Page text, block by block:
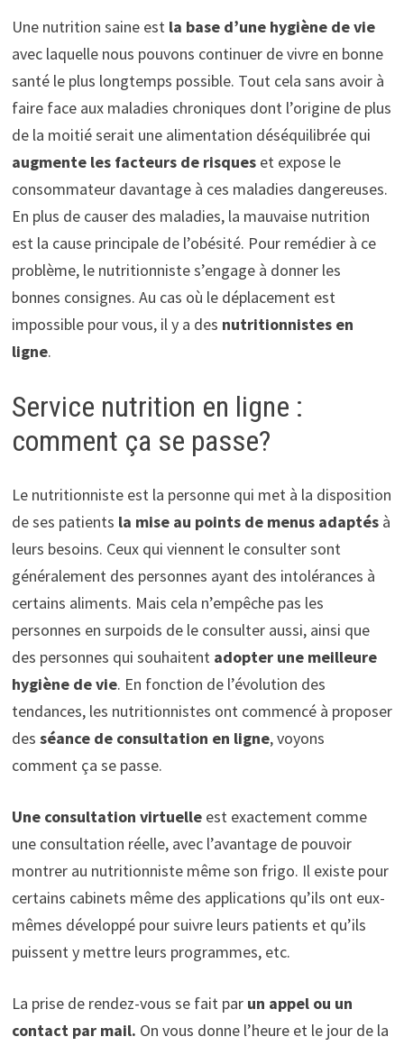
Une nutrition saine est la base d’une hygiène de vie
avec laquelle nous pouvons continuer de vivre en bonne
santé le plus longtemps possible. Tout cela sans avoir à
faire face aux maladies chroniques dont l’origine de plus
de la moitié serait une alimentation déséquilibrée qui
augmente les facteurs de risques et expose le
consommateur davantage à ces maladies dangereuses.
En plus de causer des maladies, la mauvaise nutrition
est la cause principale de l’obésité. Pour remédier à ce
problème, le nutritionniste s’engage à donner les
bonnes consignes. Au cas où le déplacement est
impossible pour vous, il y a des nutritionnistes en
ligne.
Service nutrition en ligne :
comment ça se passe?
Le nutritionniste est la personne qui met à la disposition
de ses patients la mise au points de menus adaptés à
leurs besoins. Ceux qui viennent le consulter sont
généralement des personnes ayant des intolérances à
certains aliments. Mais cela n’empêche pas les
personnes en surpoids de le consulter aussi, ainsi que
des personnes qui souhaitent adopter une meilleure
hygiène de vie. En fonction de l’évolution des
tendances, les nutritionnistes ont commencé à proposer
des séance de consultation en ligne, voyons
comment ça se passe.
Une consultation virtuelleest exactement comme
une consultation réelle, avec l’avantage de pouvoir
montrer au nutritionniste même son frigo. Il existe pour
certains cabinets même des applications qu’ils ont eux-
mêmes développé pour suivre leurs patients et qu’ils
puissent y mettre leurs programmes, etc.
La prise de rendez-vous se fait par un appel ou un
contact par mail. On vous donne l’heure et le jour de la